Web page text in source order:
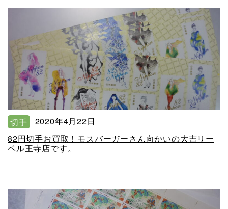
切手
2020年4月22日
82円切手お買取！モスバーガーさん向かいの大吉リー
ベル王寺店です。